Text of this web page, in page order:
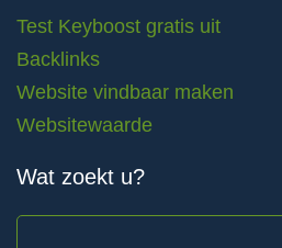
Test Keyboost gratis uit
Backlinks
Website vindbaar maken
Websitewaarde
Wat zoekt u?